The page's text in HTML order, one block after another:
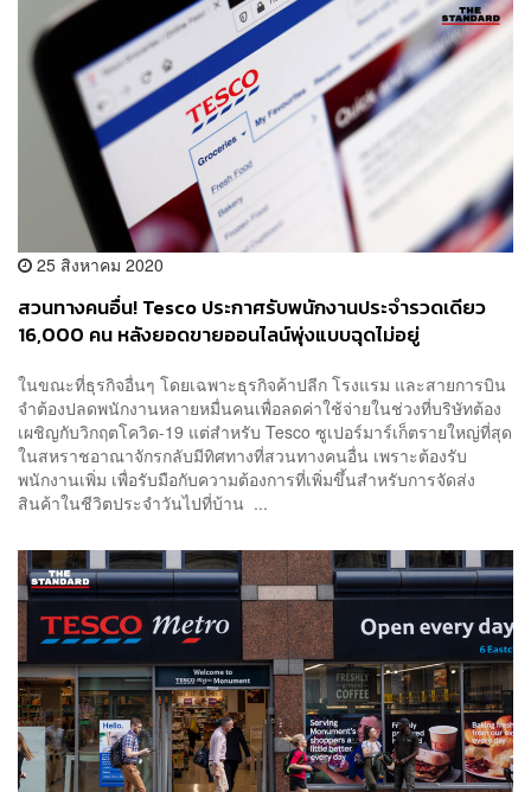
25 สิงหาคม 2020
สวนทางคนอื่น! Tesco ประกาศรับพนักงานประจำรวดเดียว
16,000 คน หลังยอดขายออนไลน์พุ่งแบบฉุดไม่อยู่
ในขณะที่ธุรกิจอื่นๆ โดยเฉพาะธุรกิจค้าปลีก โรงแรม และสายการบิน
จำต้องปลดพนักงานหลายหมื่นคนเพื่อลดค่าใช้จ่ายในช่วงที่บริษัทต้อง
เผชิญกับวิกฤตโควิด-19 แต่สำหรับ Tesco ซูเปอร์มาร์เก็ตรายใหญ่ที่สุด
ในสหราชอาณาจักรกลับมีทิศทางที่สวนทางคนอื่น เพราะต้องรับ
พนักงานเพิ่ม เพื่อรับมือกับความต้องการที่เพิ่มขึ้นสำหรับการจัดส่ง
สินค้าในชีวิตประจำวันไปที่บ้าน ...